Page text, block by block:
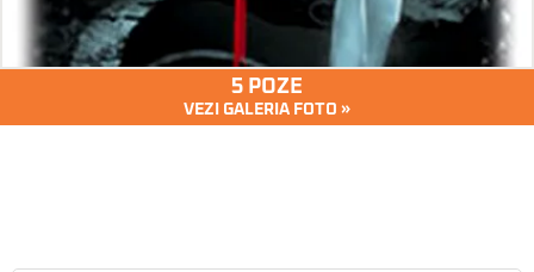
5 POZE
VEZI GALERIA FOTO »